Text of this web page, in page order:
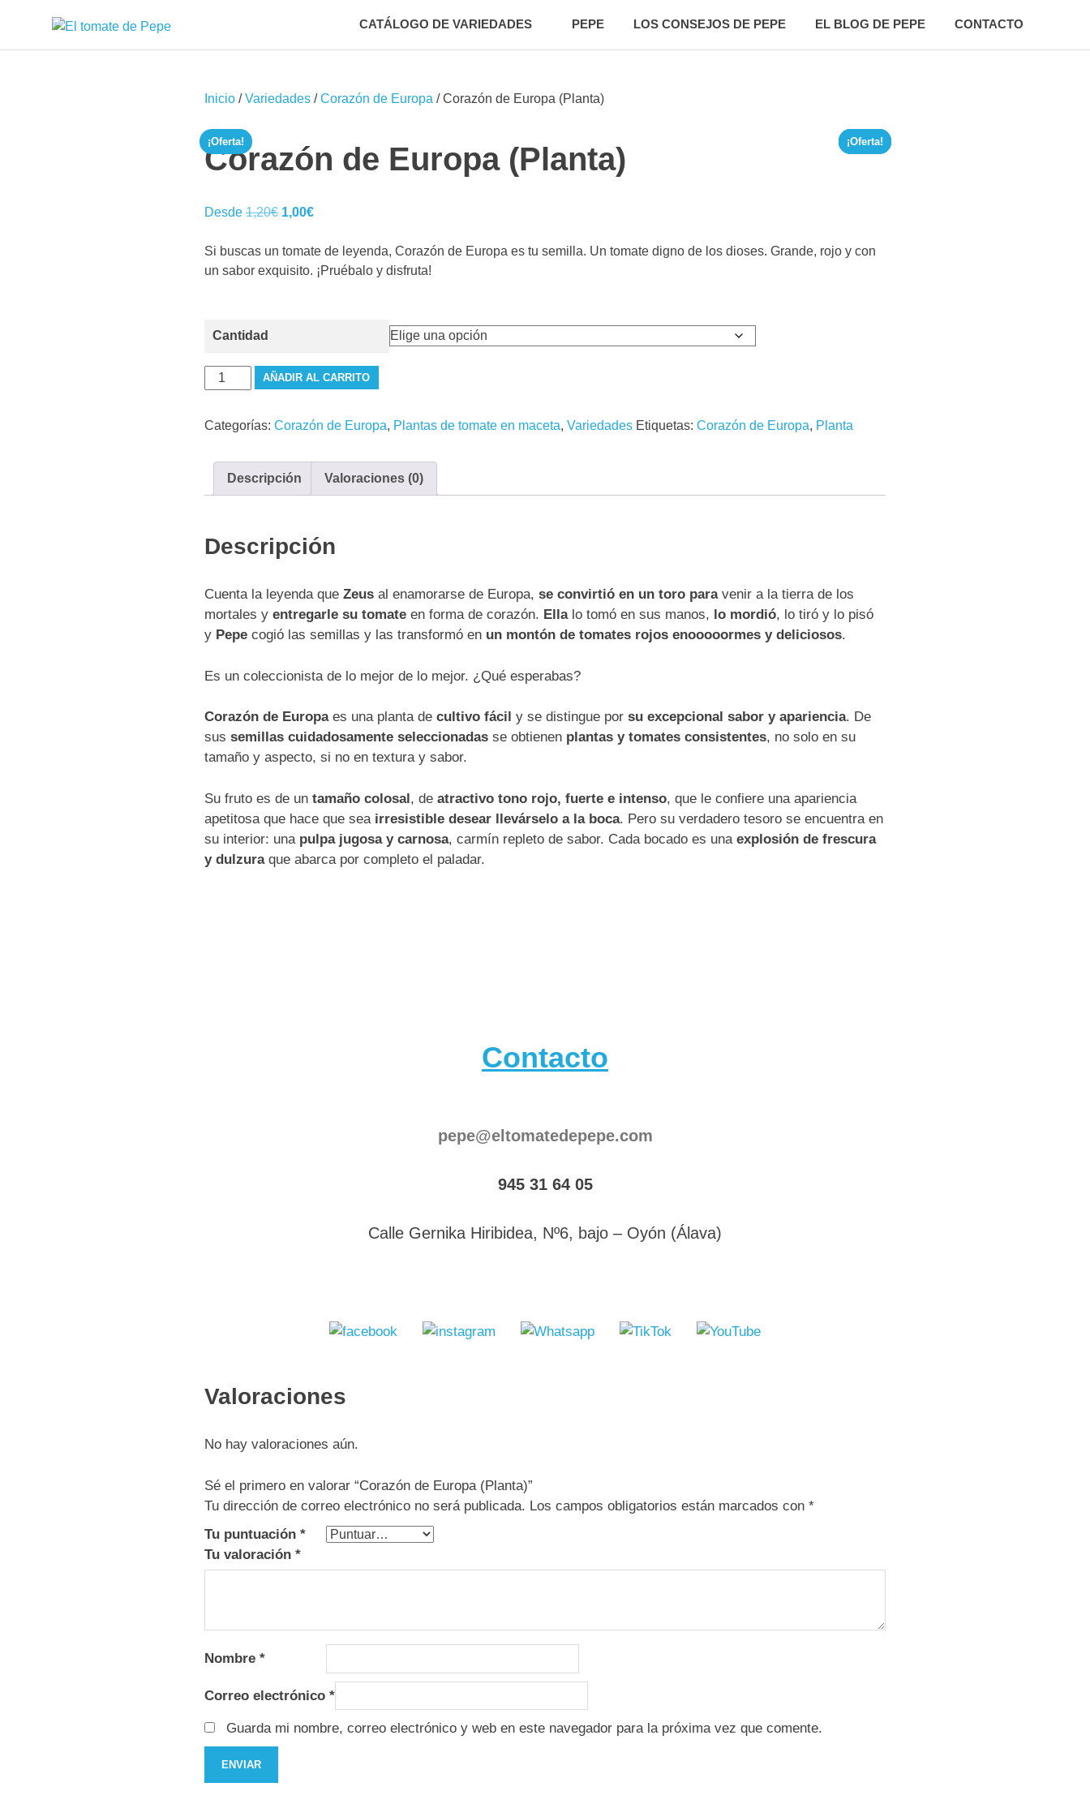
contenido
CATÁLOGO DE VARIEDADES PEPE LOS CONSEJOS DE PEPE EL BLOG DE PEPE CONTACTO
Inicio /Variedades /Corazón de Europa / Corazón de Europa (Planta)
¡Oferta!
Corazón de Europa (Planta)
Desde 1,20€ El
original
era:
1,00€El
actual
es:
Si buscas un tomate de leyenda, Corazón de Europa es tu semilla. Un tomate digno de los dioses. Grande, rojo y con
un sabor exquisito. ¡Pruébalo y disfruta!
Cantidad
Corazón
de
(Planta)
AÑADIR AL CARRITO
Categorías: Corazón de Europa, Plantas de tomate en maceta, Variedades Etiquetas: Corazón de Europa, Planta
Descripción Valoraciones (0)
Descripción
Cuenta la leyenda que Zeus al enamorarse de Europa, se convirtió en un toro paravenir a la tierra de los
mortales y entregarle su tomate en forma de corazón. Ellalo tomó en sus manos, lo mordió, lo tiró y lo pisó
y Pepe cogió las semillas y las transformó en un montón de tomates rojos enooooormes y deliciosos.
Es un coleccionista de lo mejor de lo mejor. ¿Qué esperabas?
Corazón de Europaes una planta de cultivo fácil y se distingue por su excepcional sabor y apariencia. De
sus semillas cuidadosamente seleccionadas se obtienen plantas y tomates consistentes, no solo en su
tamaño y aspecto, si no en textura y sabor.
Su fruto es de un tamaño colosal, de atractivo tono rojo, fuerte e intenso, que le confiere una apariencia
apetitosa que hace que sea irresistible desear llevárselo a la boca. Pero su verdadero tesoro se encuentra en
su interior: una pulpa jugosa y carnosa, carmín repleto de sabor. Cada bocado es una explosión de frescura
y dulzuraque abarca por completo el paladar.
Contacto
pepe@eltomatedepepe.com
945 31 64 05
Calle Gernika Hiribidea, Nº6, bajo – Oyón (Álava)
Valoraciones
No hay valoraciones aún.
Sé el primero en valorar “Corazón de Europa (Planta)”
Tu dirección de correo electrónico no será publicada. Los campos obligatorios están marcados con *
Tu puntuación *
Tu valoración *
Nombre *
Correo electrónico *
Guarda mi nombre, correo electrónico y web en este navegador para la próxima vez que comente.
¡Oferta!
¡Oferta!
¡Oferta!
¡Oferta!